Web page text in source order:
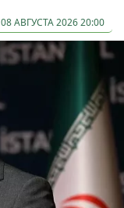
08 АВГУСТА 2026 20:00